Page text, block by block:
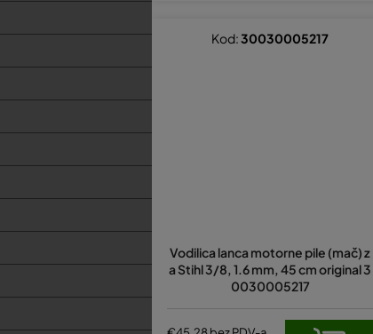
Vodilica lanca motorne pile (mač) z
a Stihl 3/8, 1.6 mm, 45 cm original 3
0030005217
Kod:30030005217